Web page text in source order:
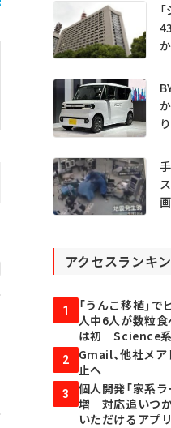
アクセスランキ
1
「うんこ移植」
人中6人が数粒
は初 Science
2
Gmail、他社メ
止へ
3
個人開発「家系
増 対応追いつ
いただけるアプリ